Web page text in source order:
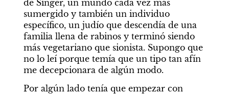
de Singer, un mundo cada vez más
sumergido y también un individuo
específico, un judío que descendía de una
familia llena de rabinos y terminó siendo
más vegetariano que sionista. Supongo que
no lo leí porque temía que un tipo tan afín
me decepcionara de algún modo.
Por algún lado tenía que empezar con